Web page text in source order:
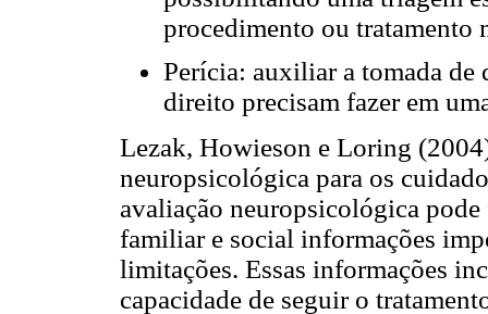
procedimento ou tratamento
Perícia: auxiliar a tomada de
direito precisam fazer em
Lezak, Howieson e Loring
neuropsicológica para os
avaliação neuropsicológica
familiar e social informações
limitações. Essas informações
capacidade de seguir o